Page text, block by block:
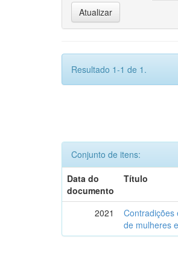
Resultado 1-1 de 1.
Conjunto de itens:
Data do
documento
Título
2021
Contradições
de mulheres